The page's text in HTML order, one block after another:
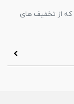
که از تخفیف های